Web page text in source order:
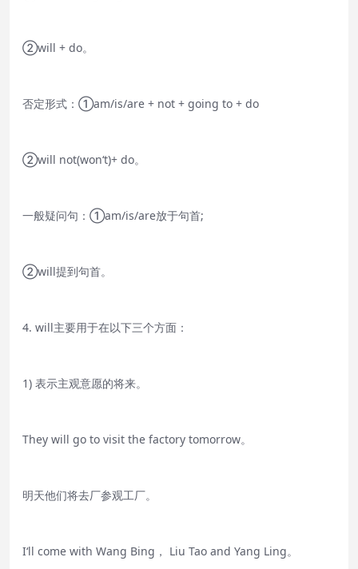
②will + do。
否定形式：①am/is/are + not + going to + do
②will not(won‘t)+ do。
一般疑问句：①am/is/are放于句首;
②will提到句首。
4. will主要用于在以下三个方面：
1) 表示主观意愿的将来。
They will go to visit the factory tomorrow。
明天他们将去厂参观工厂。
I‘ll come with Wang Bing， Liu Tao and Yang Ling。